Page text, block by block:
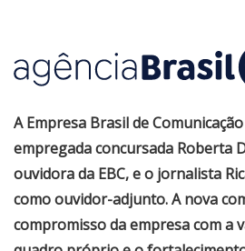
A Empresa Brasil de
empregada concursada Roberta
ouvidora da EBC, e o jornalista
como ouvidor-adjunto. A nova
compromisso da empresa com a